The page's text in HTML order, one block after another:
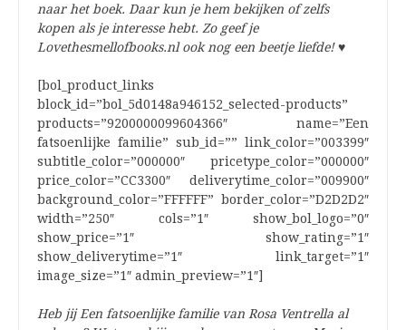
naar het boek. Daar kun je hem bekijken of zelfs
kopen als je interesse hebt. Zo geef je
Lovethesmellofbooks.nl ook nog een beetje liefde!♥
[bol_product_links
block_id=”bol_5d0148a946152_selected-products”
products=”9200000099604366″ name=”Een
fatsoenlijke familie” sub_id=”” link_color=”003399″
subtitle_color=”000000″ pricetype_color=”000000″
price_color=”CC3300″ deliverytime_color=”009900″
background_color=”FFFFFF” border_color=”D2D2D2″
width=”250″ cols=”1″ show_bol_logo=”0″
show_price=”1″ show_rating=”1″
show_deliverytime=”1″ link_target=”1″
image_size=”1″ admin_preview=”1″]
Heb jij Een fatsoenlijke familie van Rosa Ventrella al